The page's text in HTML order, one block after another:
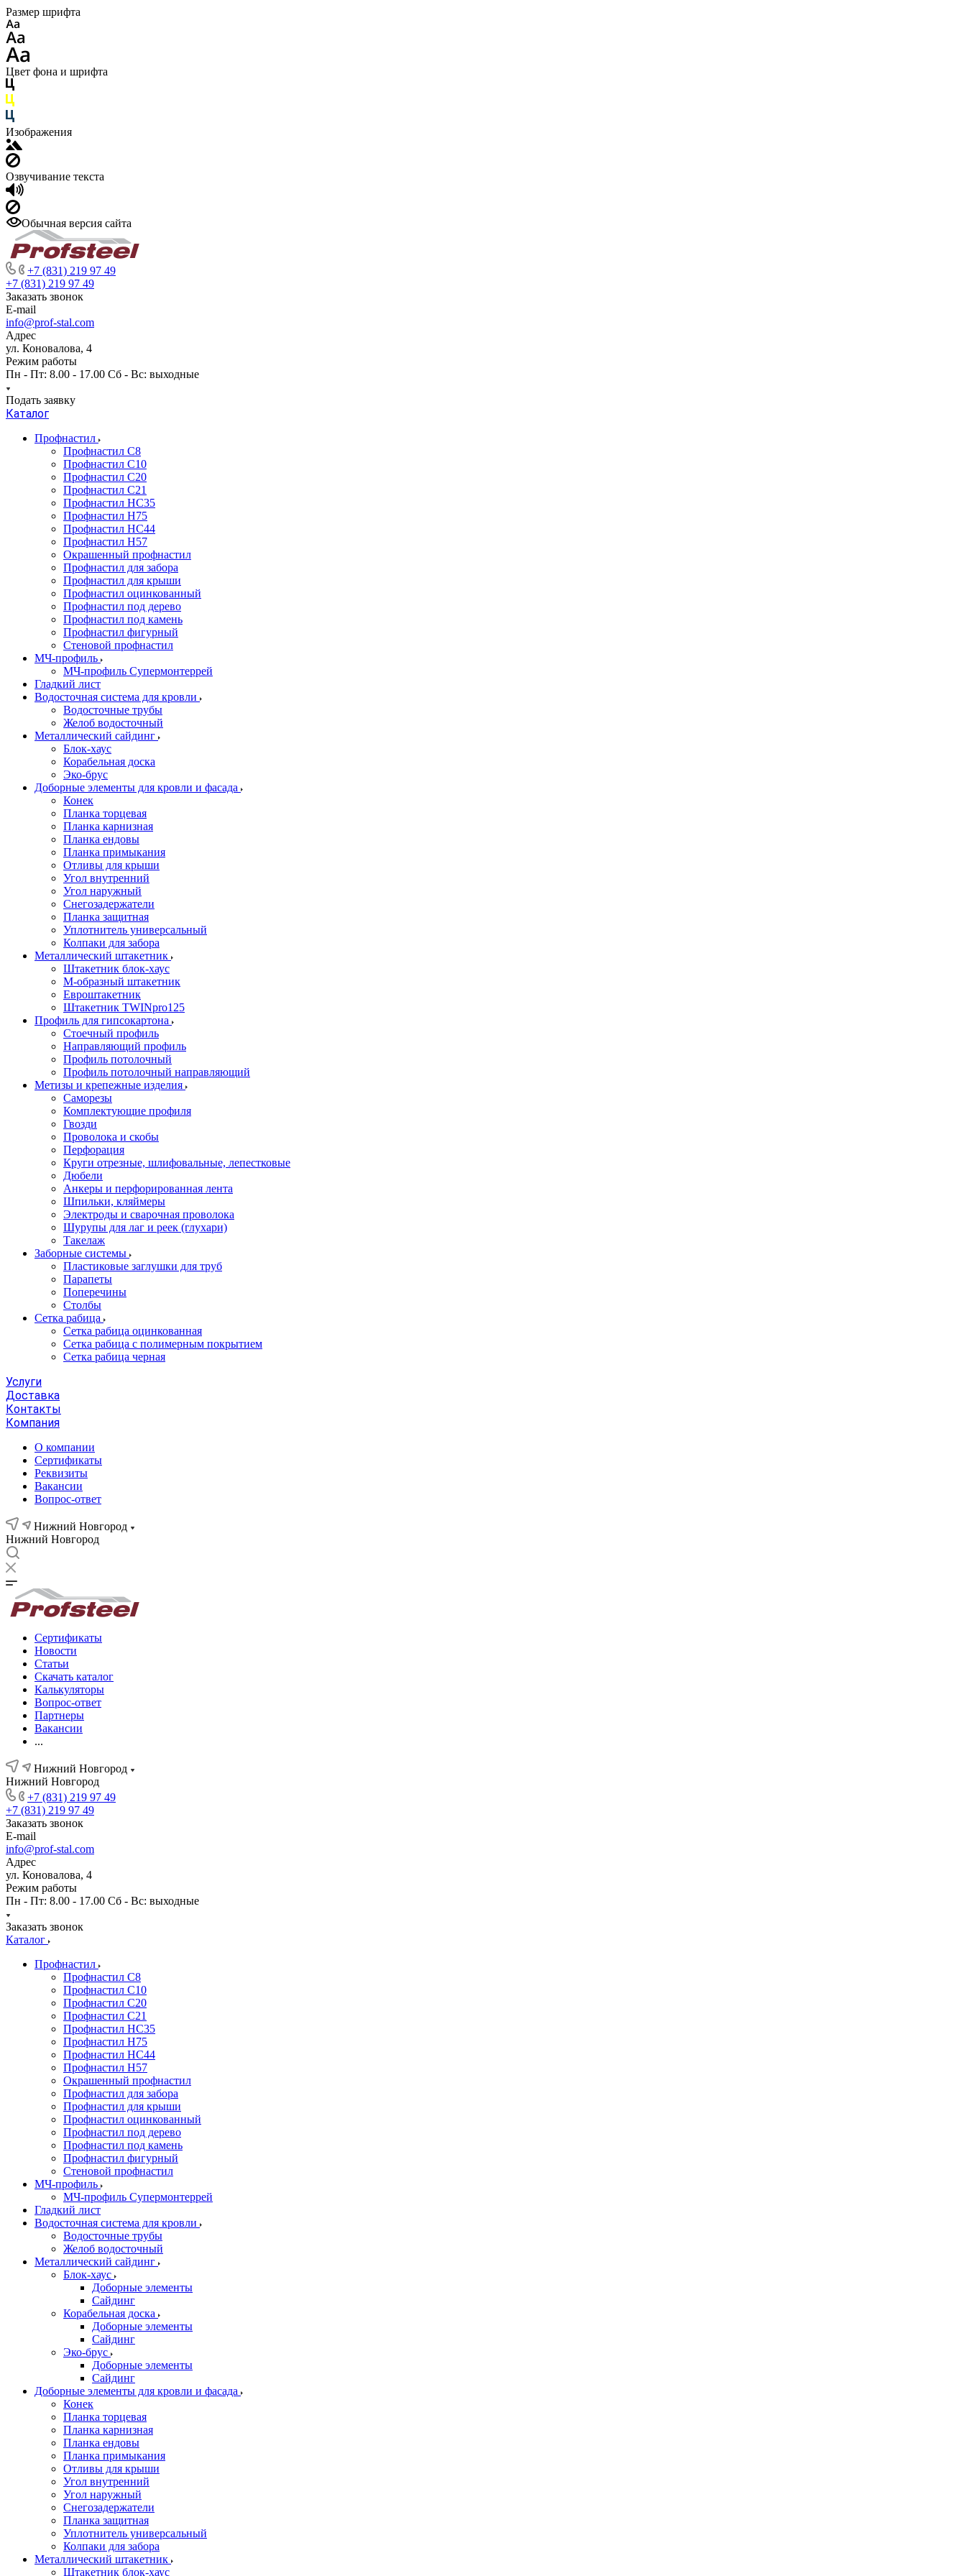
Размер шрифта
Цвет фона и шрифта
Изображения
Озвучивание текста
Обычная версия сайта
+7 (831) 219 97 49
+7 (831) 219 97 49
Заказать звонок
E-mail
info@prof-stal.com
Адрес
ул. Коновалова, 4
Режим работы
Пн - Пт: 8.00 - 17.00 Сб - Вс: выходные
Подать заявку
Каталог
Профнастил
Профнастил С8
Профнастил С10
Профнастил С20
Профнастил С21
Профнастил НС35
Профнастил Н75
Профнастил HC44
Профнастил Н57
Окрашенный профнастил
Профнастил для забора
Профнастил для крыши
Профнастил оцинкованный
Профнастил под дерево
Профнастил под камень
Профнастил фигурный
Стеновой профнастил
МЧ-профиль
МЧ-профиль Супермонтеррей
Гладкий лист
Водосточная система для кровли
Водосточные трубы
Желоб водосточный
Металлический сайдинг
Блок-хаус
Корабельная доска
Эко-брус
Доборные элементы для кровли и фасада
Конек
Планка торцевая
Планка карнизная
Планка ендовы
Планка примыкания
Отливы для крыши
Угол внутренний
Угол наружный
Снегозадержатели
Планка защитная
Уплотнитель универсальный
Колпаки для забора
Металлический штакетник
Штакетник блок-хаус
М-образный штакетник
Евроштакетник
Штакетник TWINpro125
Профиль для гипсокартона
Стоечный профиль
Направляющий профиль
Профиль потолочный
Профиль потолочный направляющий
Метизы и крепежные изделия
Саморезы
Комплектующие профиля
Гвозди
Проволока и скобы
Перфорация
Круги отрезные, шлифовальные, лепестковые
Дюбели
Анкеры и перфорированная лента
Шпильки, кляймеры
Электроды и сварочная проволока
Шурупы для лаг и реек (глухари)
Такелаж
Заборные системы
Пластиковые заглушки для труб
Парапеты
Поперечины
Столбы
Сетка рабица
Сетка рабица оцинкованная
Сетка рабица с полимерным покрытием
Сетка рабица черная
Услуги
Доставка
Контакты
Компания
О компании
Сертификаты
Реквизиты
Вакансии
Вопрос-ответ
Нижний Новгород
Нижний Новгород
Сертификаты
Новости
Статьи
Скачать каталог
Калькуляторы
Вопрос-ответ
Партнеры
Вакансии
...
Нижний Новгород
Нижний Новгород
+7 (831) 219 97 49
+7 (831) 219 97 49
Заказать звонок
E-mail
info@prof-stal.com
Адрес
ул. Коновалова, 4
Режим работы
Пн - Пт: 8.00 - 17.00 Сб - Вс: выходные
Заказать звонок
Каталог
Профнастил
Профнастил С8
Профнастил С10
Профнастил С20
Профнастил С21
Профнастил НС35
Профнастил Н75
Профнастил HC44
Профнастил Н57
Окрашенный профнастил
Профнастил для забора
Профнастил для крыши
Профнастил оцинкованный
Профнастил под дерево
Профнастил под камень
Профнастил фигурный
Стеновой профнастил
МЧ-профиль
МЧ-профиль Супермонтеррей
Гладкий лист
Водосточная система для кровли
Водосточные трубы
Желоб водосточный
Металлический сайдинг
Блок-хаус
Доборные элементы
Сайдинг
Корабельная доска
Доборные элементы
Сайдинг
Эко-брус
Доборные элементы
Сайдинг
Доборные элементы для кровли и фасада
Конек
Планка торцевая
Планка карнизная
Планка ендовы
Планка примыкания
Отливы для крыши
Угол внутренний
Угол наружный
Снегозадержатели
Планка защитная
Уплотнитель универсальный
Колпаки для забора
Металлический штакетник
Штакетник блок-хаус